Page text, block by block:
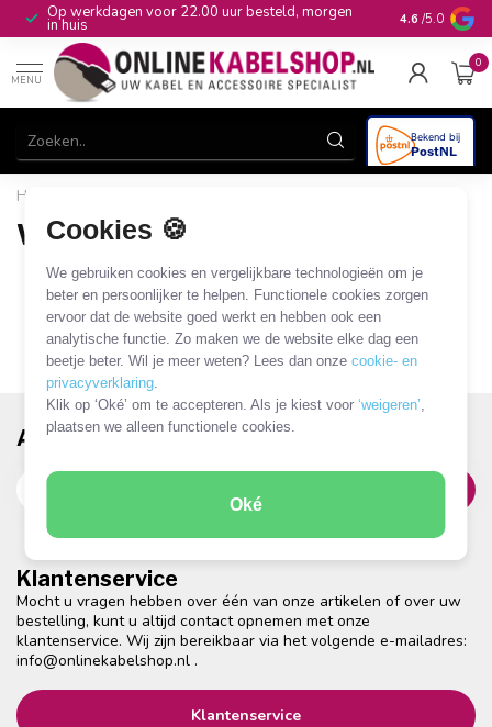
Cookies 🍪
We gebruiken cookies en vergelijkbare technologieën om je
beter en persoonlijker te helpen. Functionele cookies zorgen
ervoor dat de website goed werkt en hebben ook een
analytische functie. Zo maken we de website elke dag een
beetje beter. Wil je meer weten? Lees dan onzecookie- en
privacyverklaring.
Klik op ‘Oké’ om te accepteren. Als je kiest voor‘weigeren’,
plaatsen we alleen functionele cookies.
Oké
Op werkdagen voor 22.00 uur besteld, morgen
in huis 10+jaar
4.6 /5.0
MENU
0
Home
Warton Metals
0 PRODUCTEN
Klantenservice
Mocht u vragen hebben over één van onze artikelen of over uw
bestelling, kunt u altijd contact opnemen met onze
klantenservice. Wij zijn bereikbaar via het volgende e-mailadres:
info@onlinekabelshop.nl .
Klantenservice
Abonneer je op onze nieuwsbrief!